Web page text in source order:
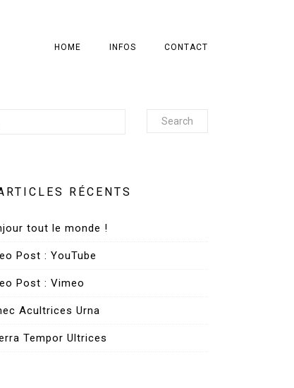
HOME INFOS CONTACT
Search
RÉCENTS
tout le monde !
Post : YouTube
Post : Vimeo
Acultrices Urna
Tempor Ultrices